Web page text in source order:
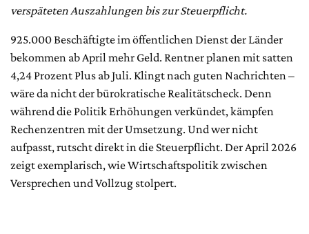
verspäteten Auszahlungen bis zur Steuerpflicht.
925.000 Beschäftigte im öffentlichen Dienst der Länder
bekommen ab April mehr Geld. Rentner planen mit satten
4,24 Prozent Plus ab Juli. Klingt nach guten Nachrichten –
wäre da nicht der bürokratische Realitätscheck. Denn
während die Politik Erhöhungen verkündet, kämpfen
Rechenzentren mit der Umsetzung. Und wer nicht
aufpasst, rutscht direkt in die Steuerpflicht. Der April 2026
zeigt exemplarisch, wie Wirtschaftspolitik zwischen
Versprechen und Vollzug stolpert.